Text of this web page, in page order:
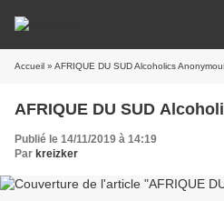
Accueil » AFRIQUE DU SUD Alcoholics
AFRIQUE DU SUD
Publié le 14/11/2019 à 14:19
Par kreizker